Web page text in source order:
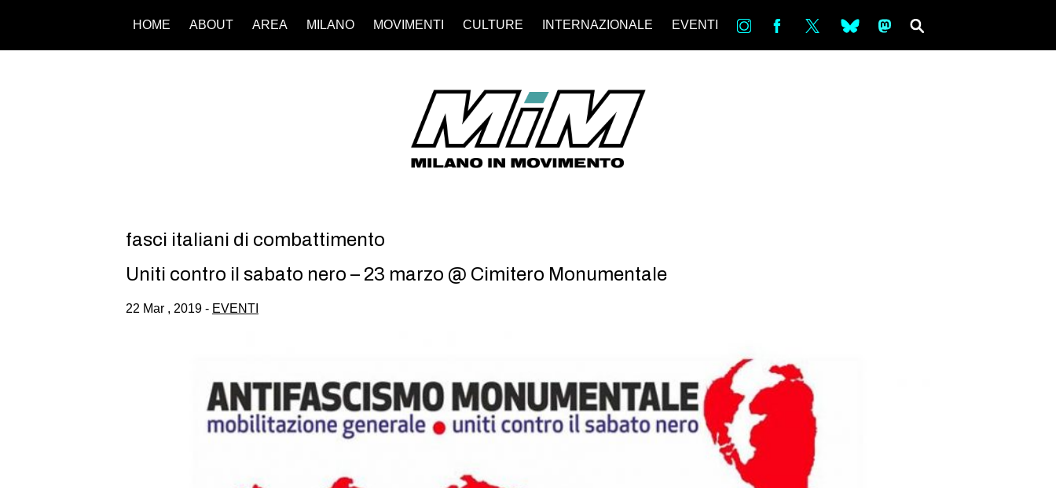
HOME ABOUT AREA MILANO MOVIMENTI CULTURE INTERNAZIONALE EVENTI in bsky ms
fasci italiani di combattimento
Uniti contro il sabato nero – 23 marzo @ Cimitero Monumentale
22 Mar , 2019 - EVENTI